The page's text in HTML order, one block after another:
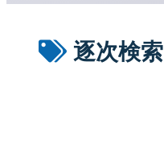
逐次検索